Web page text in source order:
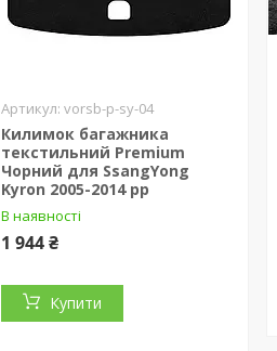
vorsb-p-sy-04
Килимок багажника
текстильний Premium
Чорний для SsangYong
Kyron 2005-2014 рр
В наявності
1 944 ₴
Купити